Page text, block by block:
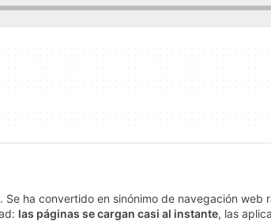
ha convertido en sinónimo de navegación web
las páginas se cargan casi al instante, las